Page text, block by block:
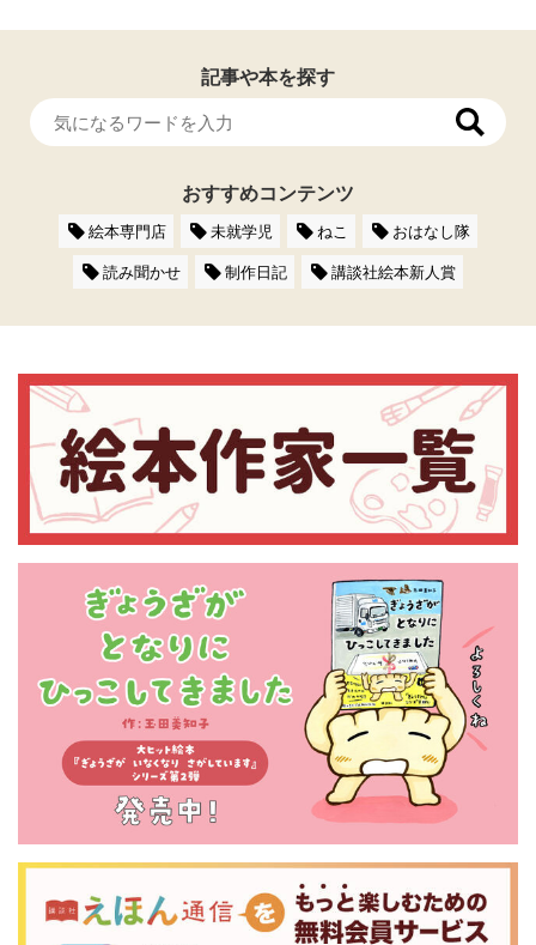
記事や本を探す
おすすめコンテンツ
絵本専門店 未就学児 ねこ
おはなし隊
読み聞かせ
制作日記 講談社絵本新人賞